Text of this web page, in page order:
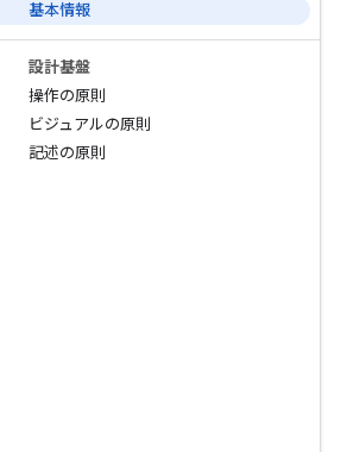
基本情報
設計基盤
操作の原則
ビジュアルの原則
記述の原則